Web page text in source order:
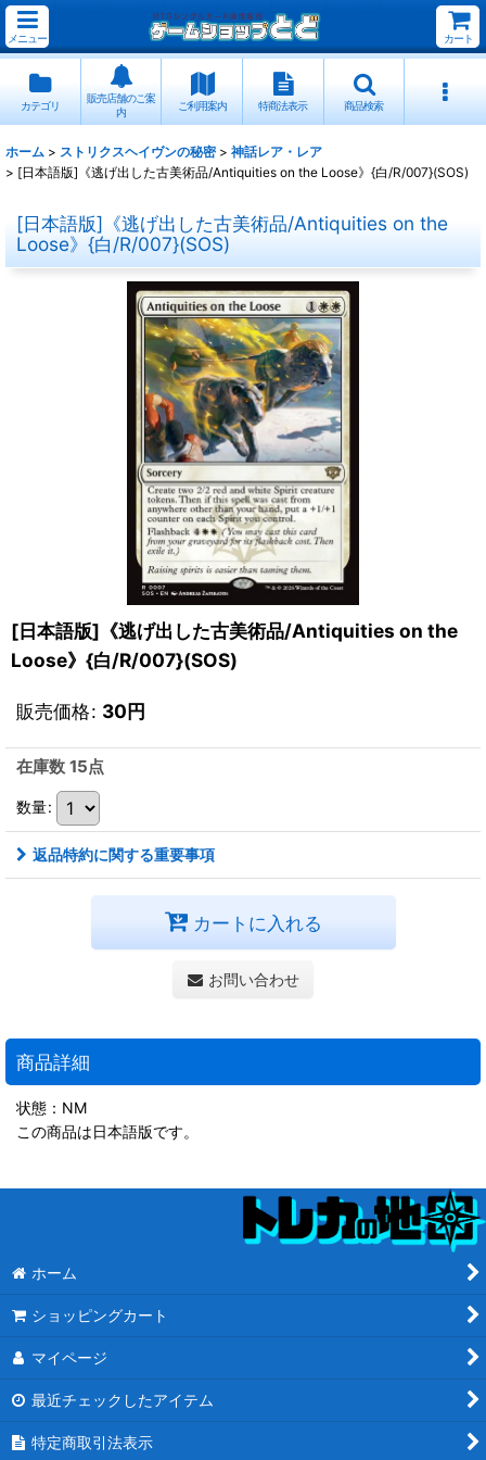
メニュー カート
カテゴリ
販売店舗のご案
内
ご利用案内 特商法表示 商品検索
ホーム > ストリクスヘイヴンの秘密 > 神話レア・レア
> [日本語版]《逃げ出した古美術品/Antiquities on the Loose》{白/R/007}(SOS)
[日本語版]《逃げ出した古美術品/Antiquities on the
Loose》{白/R/007}(SOS)
[日本語版]《逃げ出した古美術品/Antiquities on the
Loose》{白/R/007}(SOS)
販売価格: 30円
在庫数 15点
数量:
返品特約に関する重要事項
カートに入れる
お問い合わせ
商品詳細
状態：NM
この商品は日本語版です。
ホーム
ショッピングカート
マイページ
最近チェックしたアイテム
特定商取引法表示